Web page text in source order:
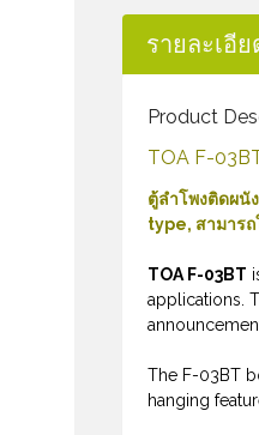
รายละเอี
Product
TOA F-
ตู้ลำโพงติดผนั
type, สามาร
TOA F-03BT
applications.
The F-03BT
hanging